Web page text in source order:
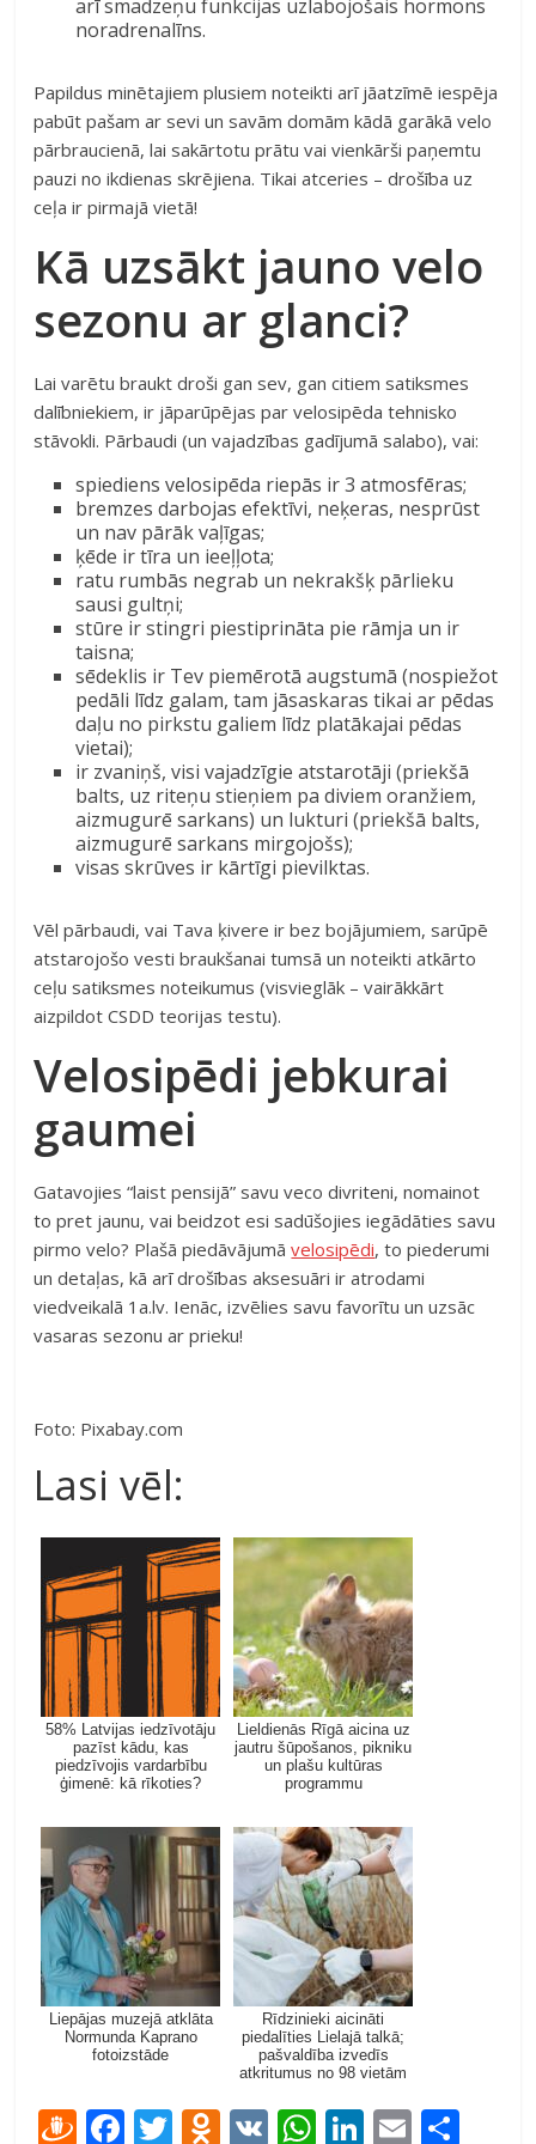
arī smadzeņu funkcijas uzlabojošais hormons
noradrenalīns.
Papildus minētajiem plusiem noteikti arī jāatzīmē iespēja
pabūt pašam ar sevi un savām domām kādā garākā velo
pārbraucienā, lai sakārtotu prātu vai vienkārši paņemtu
pauzi no ikdienas skrējiena. Tikai atceries – drošība uz
ceļa ir pirmajā vietā!
Kā uzsākt jauno velo
sezonu ar glanci?
Lai varētu braukt droši gan sev, gan citiem satiksmes
dalībniekiem, ir jāparūpējas par velosipēda tehnisko
stāvokli. Pārbaudi (un vajadzības gadījumā salabo), vai:
spiediens velosipēda riepās ir 3 atmosfēras;
bremzes darbojas efektīvi, neķeras, nesprūst
un nav pārāk vaļīgas;
ķēde ir tīra un ieeļļota;
ratu rumbās negrab un nekrakšķ pārlieku
sausi gultņi;
stūre ir stingri piestiprināta pie rāmja un ir
taisna;
sēdeklis ir Tev piemērotā augstumā (nospiežot
pedāli līdz galam, tam jāsaskaras tikai ar pēdas
daļu no pirkstu galiem līdz platākajai pēdas
vietai);
ir zvaniņš, visi vajadzīgie atstarotāji (priekšā
balts, uz riteņu stieņiem pa diviem oranžiem,
aizmugurē sarkans) un lukturi (priekšā balts,
aizmugurē sarkans mirgojošs);
visas skrūves ir kārtīgi pievilktas.
Vēl pārbaudi, vai Tava ķivere ir bez bojājumiem, sarūpē
atstarojošo vesti braukšanai tumsā un noteikti atkārto
ceļu satiksmes noteikumus (visvieglāk – vairākkārt
aizpildot CSDD teorijas testu).
Velosipēdi jebkurai
gaumei
Gatavojies “laist pensijā” savu veco divriteni, nomainot
to pret jaunu, vai beidzot esi sadūšojies iegādāties savu
pirmo velo? Plašā piedāvājumāvelosipēdi, to piederumi
un detaļas, kā arī drošības aksesuāri ir atrodami
viedveikalā 1a.lv. Ienāc, izvēlies savu favorītu un uzsāc
vasaras sezonu ar prieku!
Foto: Pixabay.com
Lasi vēl:
58% Latvijas iedzīvotāju
pazīst kādu, kas
piedzīvojis vardarbību
ģimenē: kā rīkoties?
Lieldienās Rīgā aicina uz
jautru šūpošanos, pikniku
un plašu kultūras
programmu
Liepājas muzejā atklāta
Normunda Kaprano
fotoizstāde
Rīdzinieki aicināti
piedalīties Lielajā talkā;
pašvaldība izvedīs
atkritumus no 98 vietām
D F T O V W Li E